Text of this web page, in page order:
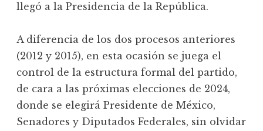
llegó a la Presidencia de la República.
A diferencia de los dos procesos anteriores
(2012 y 2015), en esta ocasión se juega el
control de la estructura formal del partido,
de cara a las próximas elecciones de 2024,
donde se elegirá Presidente de México,
Senadores y Diputados Federales, sin olvidar